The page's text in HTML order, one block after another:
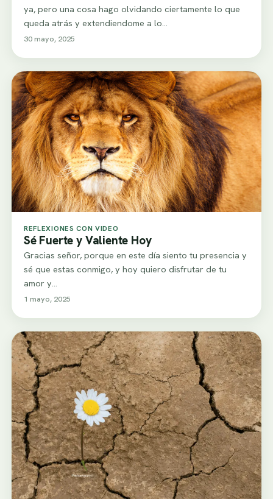
ya, pero una cosa hago olvidando ciertamente lo que
queda atrás y extendiendome a lo…
30 mayo, 2025
REFLEXIONES CON VIDEO
Sé Fuerte y Valiente Hoy
Gracias señor, porque en este día siento tu presencia y
sé que estas conmigo, y hoy quiero disfrutar de tu
amor y…
1 mayo, 2025